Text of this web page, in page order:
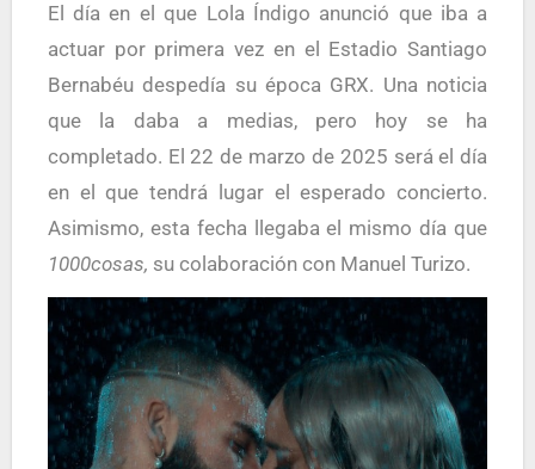
El día en el que Lola Índigo anunció que iba a
actuar por primera vez en el EstadioSantiago
Bernabéudespedía su época GRX. Una noticia
que la daba a medias, pero hoy se ha
completado. El 22 de marzo de 2025 será el día
en el que tendrá lugar el esperado concierto.
Asimismo, esta fecha llegaba el mismo día que
1000cosas, su colaboración con Manuel Turizo.